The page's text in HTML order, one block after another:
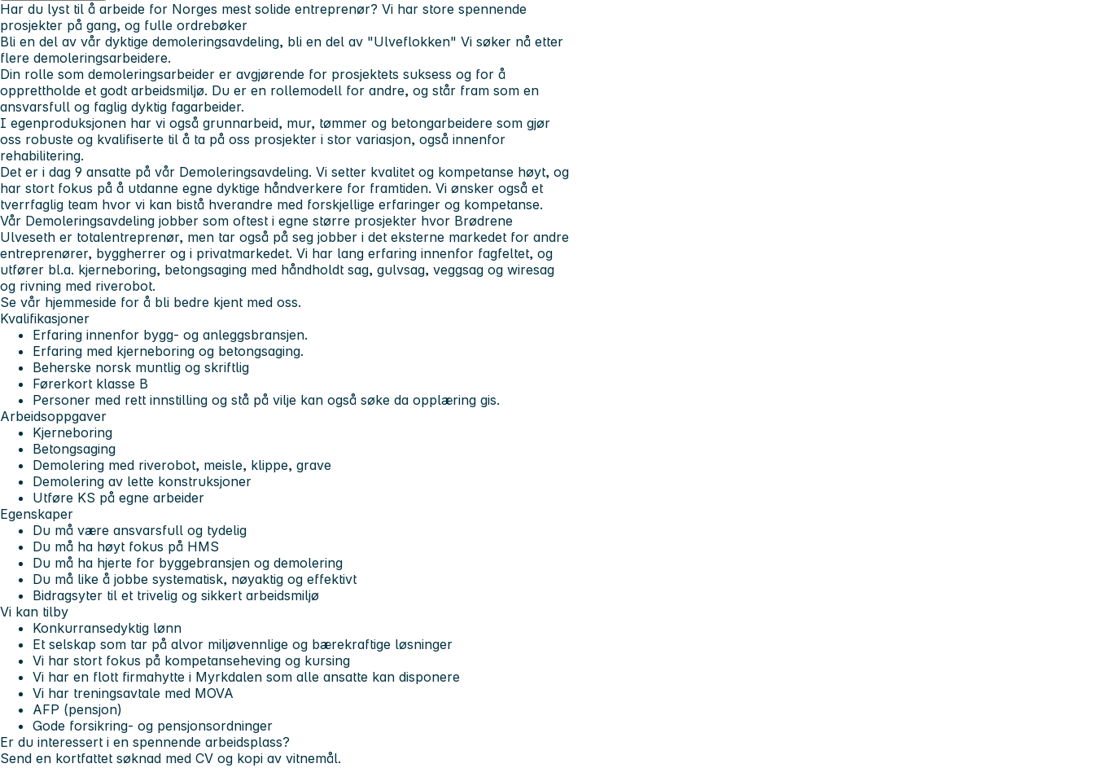
Har du lyst til å arbeide for Norges mest solide entreprenør? Vi har store spennende
prosjekter på gang, og fulle ordrebøker
Bli en del av vår dyktige demoleringsavdeling, bli en del av "Ulveflokken" Vi søker nå etter
flere demoleringsarbeidere.
Din rolle som demoleringsarbeider er avgjørende for prosjektets suksess og for å
opprettholde et godt arbeidsmiljø. Du er en rollemodell for andre, og står fram som en
ansvarsfull og faglig dyktig fagarbeider.
I egenproduksjonen har vi også grunnarbeid, mur, tømmer og betongarbeidere som gjør
oss robuste og kvalifiserte til å ta på oss prosjekter i stor variasjon, også innenfor
rehabilitering.
Det er i dag 9 ansatte på vår Demoleringsavdeling. Vi setter kvalitet og kompetanse høyt, og
har stort fokus på å utdanne egne dyktige håndverkere for framtiden. Vi ønsker også et
tverrfaglig team hvor vi kan bistå hverandre med forskjellige erfaringer og kompetanse.
Vår Demoleringsavdeling jobber som oftest i egne større prosjekter hvor Brødrene
Ulveseth er totalentreprenør, men tar også på seg jobber i det eksterne markedet for andre
entreprenører, byggherrer og i privatmarkedet. Vi har lang erfaring innenfor fagfeltet, og
utfører bl.a. kjerneboring, betongsaging med håndholdt sag, gulvsag, veggsag og wiresag
og rivning med riverobot.
Se vår hjemmeside for å bli bedre kjent med oss.
Kvalifikasjoner
Erfaring innenfor bygg- og anleggsbransjen.
Erfaring med kjerneboring og betongsaging.
Beherske norsk muntlig og skriftlig
Førerkort klasse B
Personer med rett innstilling og stå på vilje kan også søke da opplæring gis.
Arbeidsoppgaver
Kjerneboring
Betongsaging
Demolering med riverobot, meisle, klippe, grave
Demolering av lette konstruksjoner
Utføre KS på egne arbeider
Egenskaper
Du må være ansvarsfull og tydelig
Du må ha høyt fokus på HMS
Du må ha hjerte for byggebransjen og demolering
Du må like å jobbe systematisk, nøyaktig og effektivt
Bidragsyter til et trivelig og sikkert arbeidsmiljø
Vi kan tilby
Konkurransedyktig lønn
Et selskap som tar på alvor miljøvennlige og bærekraftige løsninger
Vi har stort fokus på kompetanseheving og kursing
Vi har en flott firmahytte i Myrkdalen som alle ansatte kan disponere
Vi har treningsavtale med MOVA
AFP (pensjon)
Gode forsikring- og pensjonsordninger
Er du interessert i en spennende arbeidsplass?
Send en kortfattet søknad med CV og kopi av vitnemål.